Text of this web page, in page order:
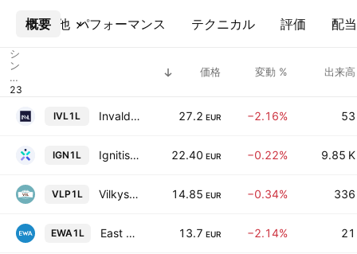
概要 パフォーマンス テクニカル 評価 配当
その他
シ
ン
ボ
ル
価格 変動 % 出来高
IVL1L Invalda INVL AB 27.2 EUR −2.16% 53
IGN1L Ignitis Grupe AB 22.40 EUR −0.22% 9.85 K
VLP1L Vilkyskiu Pienine AB 14.85 EUR −0.34% 336
EWA1L East West Agro AB 13.7 EUR −2.14% 21